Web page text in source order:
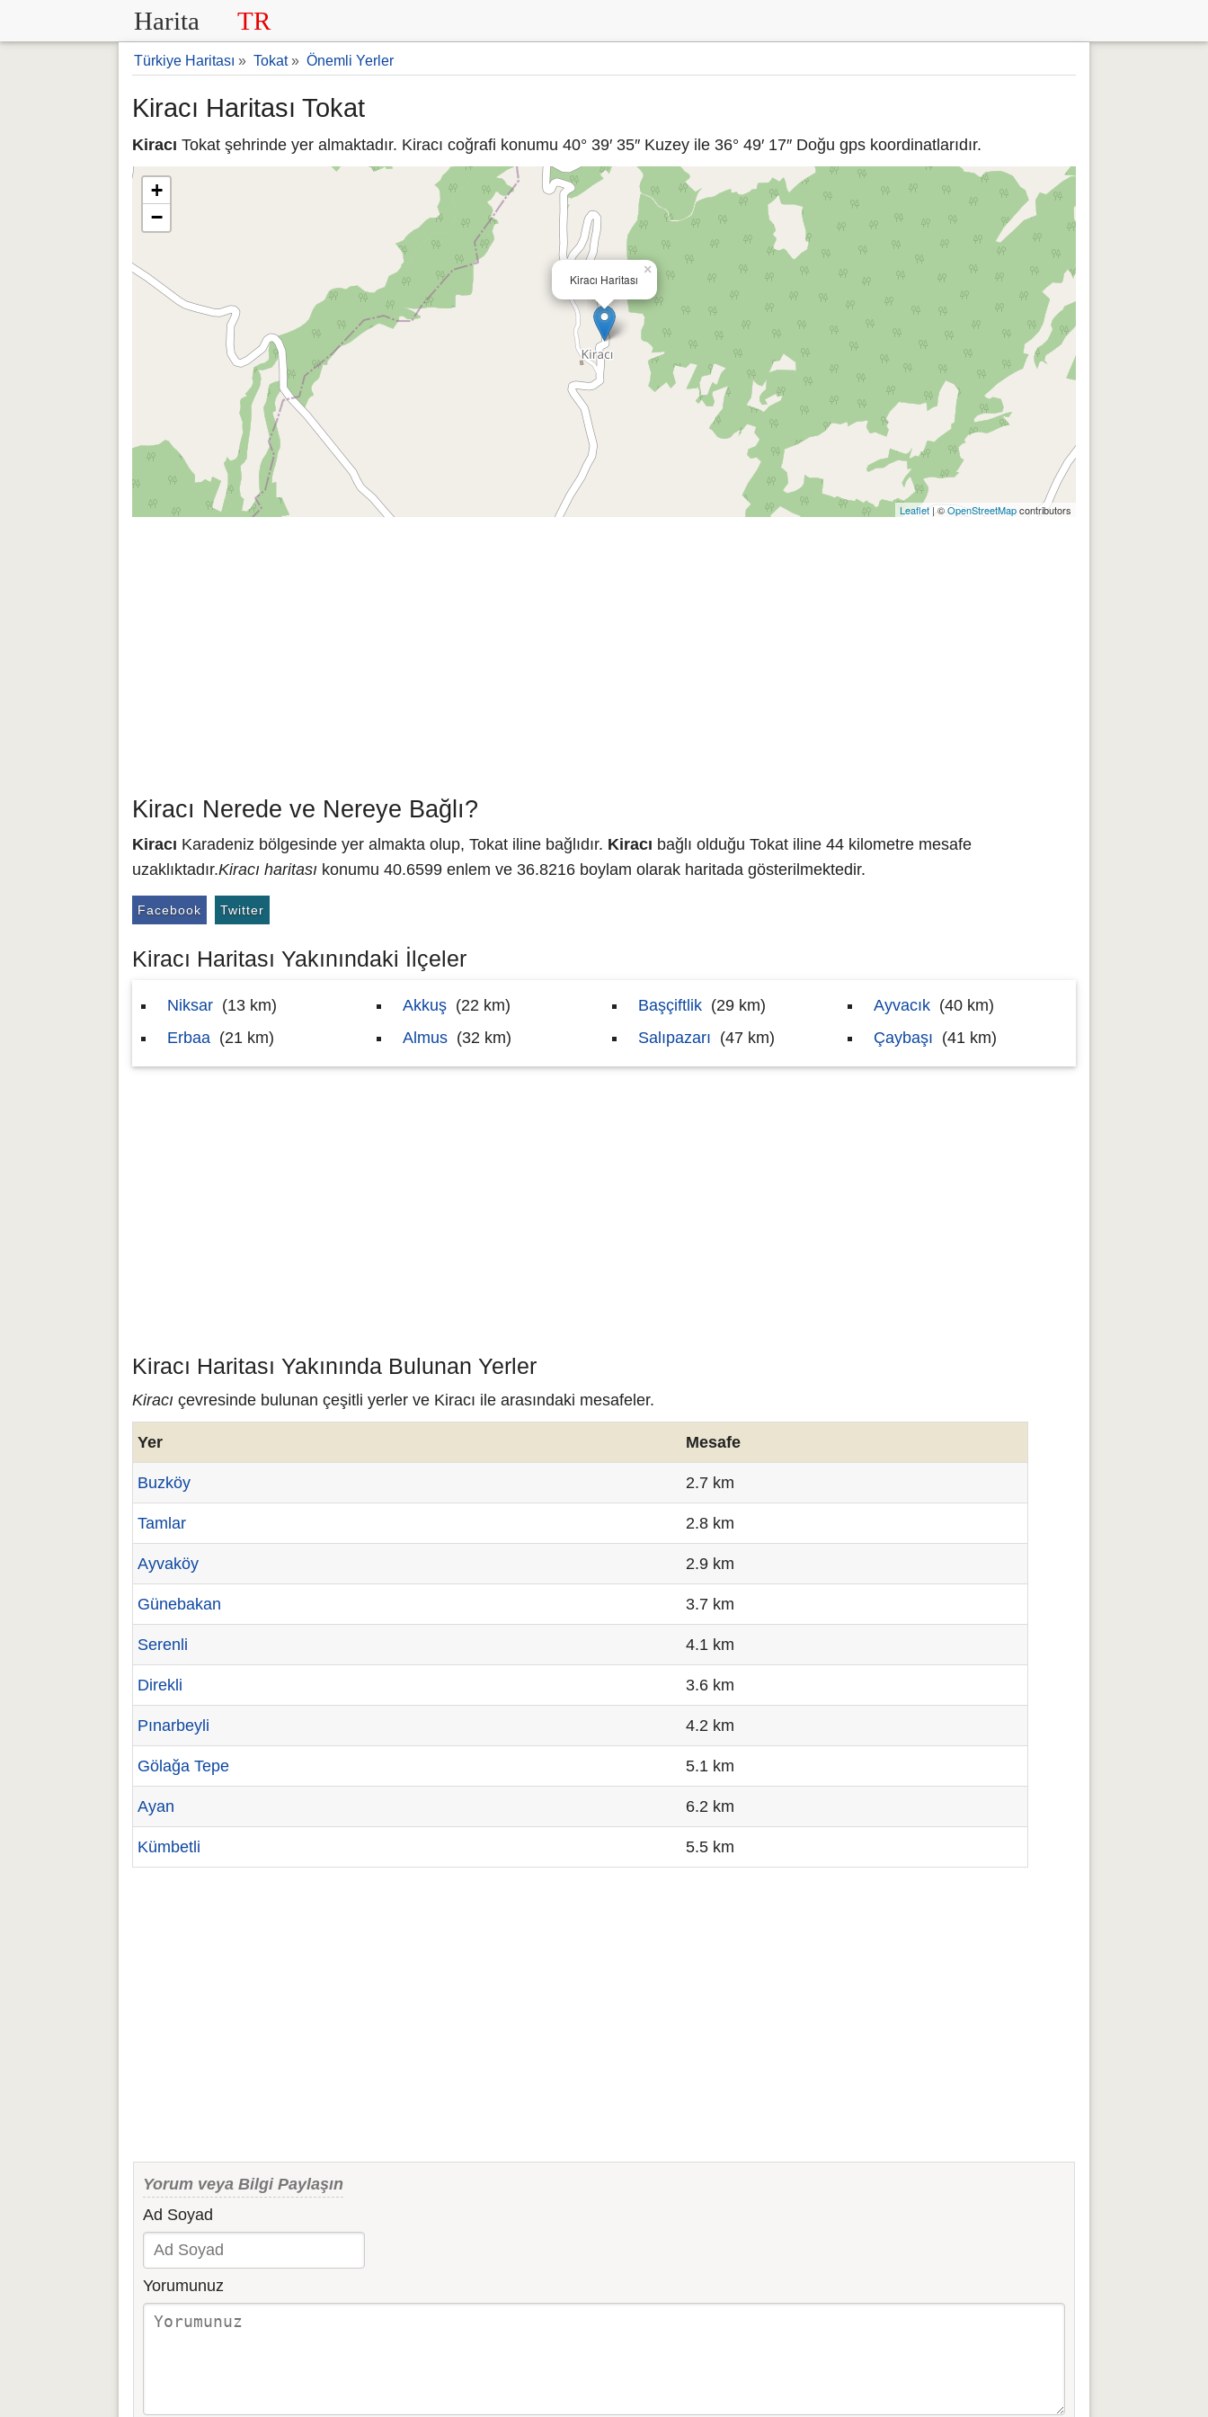
Harita TR
Türkiye Haritası » Tokat» Önemli Yerler
Kiracı Haritası Tokat
Kiracı Tokat şehrinde yer almaktadır. Kiracı coğrafi konumu 40° 39′ 35″ Kuzey ile 36° 49′ 17″ Doğu gps koordinatlarıdır.
Kiracı Haritası
×
+
−
Leaflet| ©OpenStreetMapcontributors
Kiracı Nerede ve Nereye Bağlı?
Kiracı Karadeniz bölgesinde yer almakta olup, Tokat iline bağlıdır. Kiracı bağlı olduğu Tokat iline 44 kilometre mesafe
uzaklıktadır.Kiracı haritası konumu 40.6599 enlem ve 36.8216 boylam olarak haritada gösterilmektedir.
Facebook Twitter
Kiracı Haritası Yakınındaki İlçeler
Niksar (13 km)
Erbaa (21 km)
Akkuş (22 km)
Almus (32 km)
Başçiftlik (29 km)
Salıpazarı (47 km)
Ayvacık (40 km)
Çaybaşı (41 km)
Kiracı Haritası Yakınında Bulunan Yerler
Kiracı çevresinde bulunan çeşitli yerler ve Kiracı ile arasındaki mesafeler.
Yer Mesafe
Buzköy 2.7 km
Tamlar 2.8 km
Ayvaköy 2.9 km
Günebakan 3.7 km
Serenli 4.1 km
Direkli 3.6 km
Pınarbeyli 4.2 km
Gölağa Tepe 5.1 km
Ayan 6.2 km
Kümbetli 5.5 km
Yorum veya Bilgi Paylaşın
Ad Soyad
Yorumunuz